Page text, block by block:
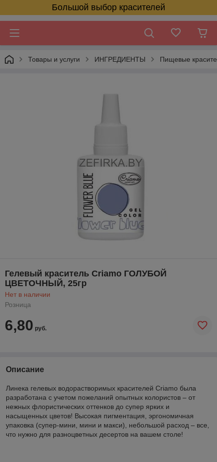
Большой выбор красителей
Товары и услуги ИНГРЕДИЕНТЫ Пищевые
Гелевый краситель Criamo ГОЛУБОЙ
ЦВЕТОЧНЫЙ, 25гр
Нет в наличии
Розница
6,80 руб.
Описание
Линека гелевых водорастворимых красителей Criamo была
разработана с учетом пожеланий опытных колористов – от
нежных флористических оттенков до супер ярких и
насыщенных цветов! Высокая пигментация, эргономичная
упаковка (супер-мини, мини и макси), небольшой расход – все,
что нужно для разноцветных десертов на вашем столе!